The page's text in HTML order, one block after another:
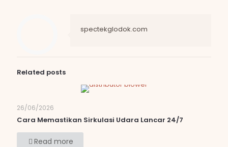
spectekglodok.com
Related posts
26/06/2026
Cara Memastikan Sirkulasi Udara Lancar 24/7
Read more